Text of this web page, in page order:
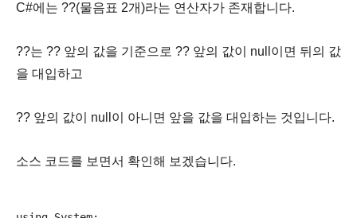
C#에는 ??(물음표 2개)라는 연산자가 존재합니다.
??는 ?? 앞의 값을 기준으로 ?? 앞의 값이 null이면 뒤의 값
을 대입하고
?? 앞의 값이 null이 아니면 앞을 값을 대입하는 것입니다.
소스 코드를 보면서 확인해 보겠습니다.